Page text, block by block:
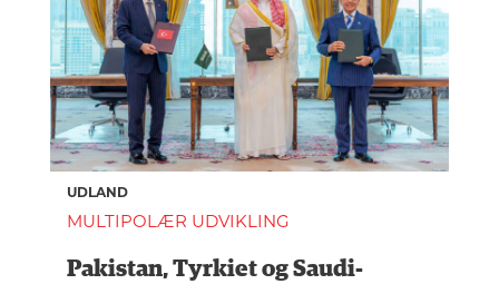
UDLAND
MULTIPOLÆR UDVIKLING
Pakistan, Tyrkiet og Saudi-